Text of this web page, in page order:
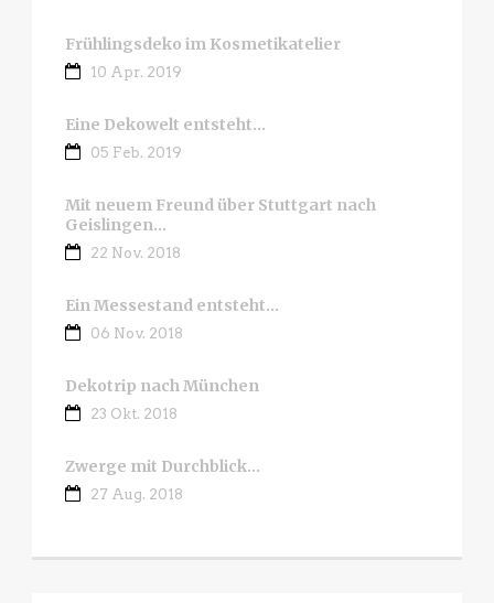
Frühlingsdeko im Kosmetikatelier
10 Apr. 2019
Eine Dekowelt entsteht…
05 Feb. 2019
Mit neuem Freund über Stuttgart nach
Geislingen…
22 Nov. 2018
Ein Messestand entsteht…
06 Nov. 2018
Dekotrip nach München
23 Okt. 2018
Zwerge mit Durchblick…
27 Aug. 2018